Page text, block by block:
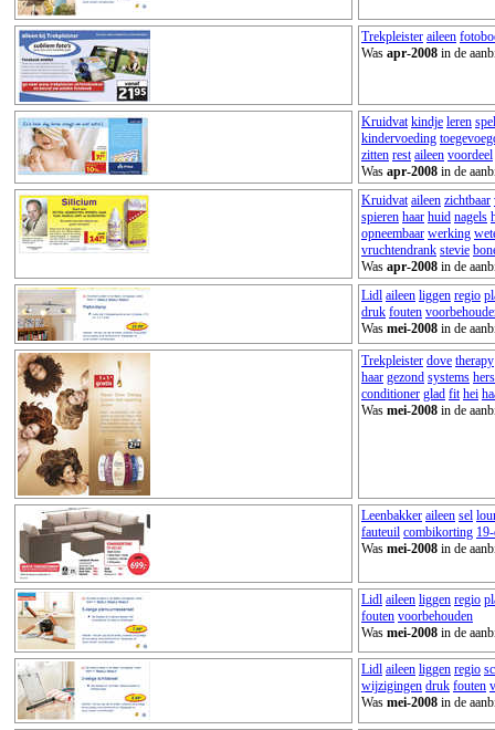
Trekpleister aileen
Was apr-2008 in de
Kruidvat kindje leren
kindervoeding
zitten rest aileen voordeel
Was apr-2008 in de
Kruidvat aileen zichtbaar
spieren haar huid nagels
opneembaar werking
vruchtendrank stevie
Was apr-2008 in de
Lidl aileen liggen regio
druk fouten
Was mei-2008 in de
Trekpleister dove therapy
haar gezond systems
conditioner glad fit hei
Was mei-2008 in de
Leenbakker aileen sel
fauteuil combikorting
Was mei-2008 in de
Lidl aileen liggen regio
fouten voorbehouden
Was mei-2008 in de
Lidl aileen liggen regio
wijzigingen druk fouten
Was mei-2008 in de